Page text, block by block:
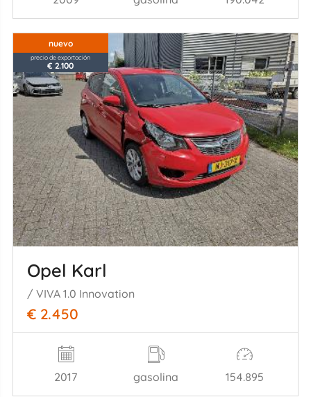
nuevo
precio de exportación
€ 2.100
Opel Karl
/ VIVA 1.0 Innovation
€ 2.450
2017 gasolina 154.895